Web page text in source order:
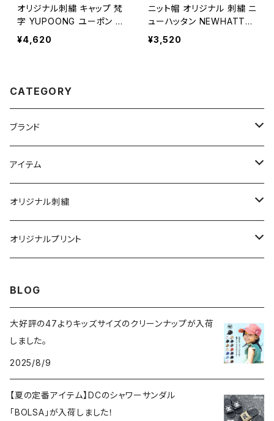
オリジナル刺繍 キャップ 梵
字 YUPOONG ユーポン ス
ナップバック ししゅう ギフト
記念品 贈り物 友達 誕生日
ド お守り 御守 開運 運気ア
ップ 激安 メンズ レディース
クリスマス プレゼント
¥4,620
ニット帽 オリジナル 刺繍 ニ
ューハッタン NEWHATTA
N 無地 ニットキャップ 還暦
赤い帽子 誕生日 ギフト 名
¥3,520
CATEGORY
ブランド
ニューエラ
キャップ
ニット帽
小物
ハット
ニューハッタン
キャップ
ハット
オージーブライト
プリント
帽子
Ｔシャツ
アイテム
帽子
キャップ
ハット
インナーキャップ
衣類
半袖Ｔシャツ
長袖Ｔシャツ
パーカー＆トレーナー
パンツ
タオル
ワッペン
メンテナンス用品
オリジナル刺繍
帽子
キャップ
オリジナルプリント
BLOG
大好評の47よりキッズサイズのクリーンナップが入荷
しました。
2025/8/9
【夏の定番アイテム】DCのシャワーサンダル
「BOLSA」が入荷しました！